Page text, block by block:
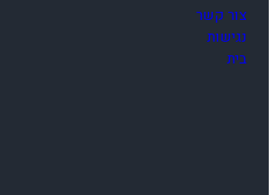
צור קשר
נגישות
בית